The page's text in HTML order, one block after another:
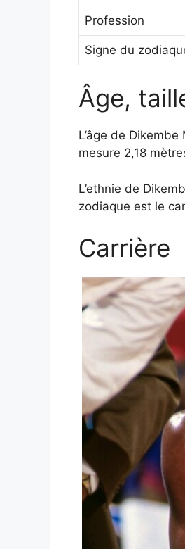
Profession
Signe du
Âge,
L’âge de
mesure 2,18
L’ethnie de
zodiaque est le
Carrière